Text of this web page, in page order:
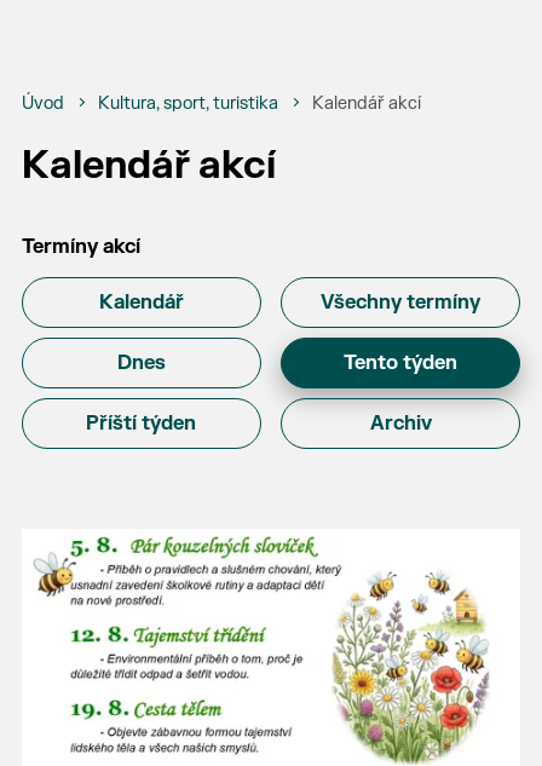
Úvod Kultura, sport, turistika Kalendář akcí
Kalendář akcí
Termíny akcí
Kalendář Všechny termíny
Dnes Tento týden
Příští týden Archiv